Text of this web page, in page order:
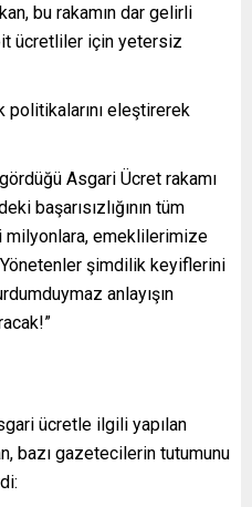
bu rakamın dar gelirli
ücretliler için yetersiz
politikalarını eleştirerek
Asgari Ücret rakamı
başarısızlığının tüm
milyonlara, emeklilerimize
şimdilik keyiflerini
anlayışın
ücretle ilgili yapılan
bazı gazetecilerin tutumunu